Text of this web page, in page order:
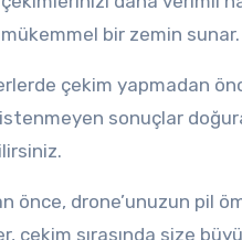
bir zemin sunar.
çekim yapmadan
sonuçlar
önce, drone’unuzun pil
çekim sırasında size